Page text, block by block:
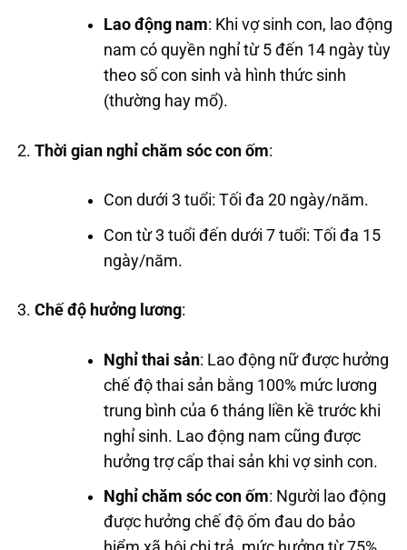
Lao động nam: Khi vợ sinh con, lao động
nam có quyền nghỉ từ 5 đến 14 ngày tùy
theo số con sinh và hình thức sinh
(thường hay mổ).
Thời gian nghỉ chăm sóc con ốm:
Con dưới 3 tuổi: Tối đa 20 ngày/năm.
Con từ 3 tuổi đến dưới 7 tuổi: Tối đa 15
ngày/năm.
Chế độ hưởng lương:
Nghỉ thai sản: Lao động nữ được hưởng
chế độ thai sản bằng 100% mức lương
trung bình của 6 tháng liền kề trước khi
nghỉ sinh. Lao động nam cũng được
hưởng trợ cấp thai sản khi vợ sinh con.
Nghỉ chăm sóc con ốm: Người lao động
được hưởng chế độ ốm đau do bảo